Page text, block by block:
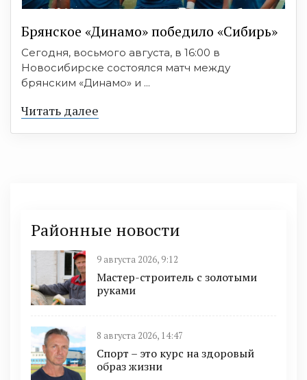
Брянское «Динамо» победило «Сибирь»
Сегодня, восьмого августа, в 16:00 в
Новосибирске состоялся матч между
брянским «Динамо» и ...
Читать далее
Районные новости
9 августа 2026, 9:12
Мастер-строитель с золотыми
руками
8 августа 2026, 14:47
Спорт – это курс на здоровый
образ жизни